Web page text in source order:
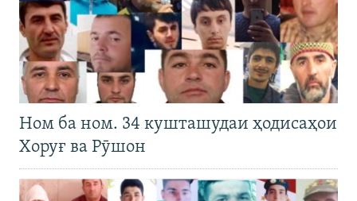
Ном ба ном. 34 кушташудаи ҳодисаҳои
Хоруғ ва Рӯшон